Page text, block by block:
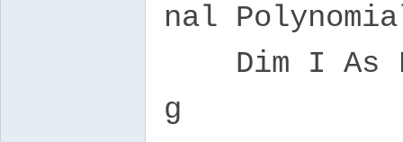
nal
Dim I As
g